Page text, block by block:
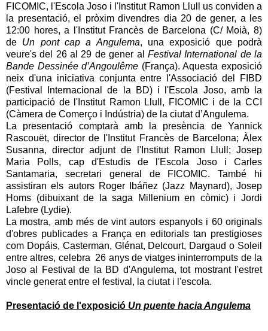
FICOMIC, l'Escola Joso i l'Institut Ramon Llull us conviden a
la presentació, el pròxim divendres dia 20 de gener, a les
12:00 hores, a l'Institut Francès de Barcelona (C/ Moià, 8)
de Un pont cap a Angulema, una exposició que podrà
veure's del 26 al 29 de gener al Festival International de la
Bande Dessinée d’Angoulême (França). Aquesta exposició
neix d'una iniciativa conjunta entre l'Associació del FIBD
(Festival Internacional de la BD) i l'Escola Joso, amb la
participació de l'Institut Ramon Llull, FICOMIC i de la CCI
(Càmera de Comerço i Indústria) de la ciutat d’Angulema.
La presentació comptarà amb la presència de Yannick
Rascouët, director de l'Institut Francès de Barcelona; Àlex
Susanna, director adjunt de l'Institut Ramon Llull; Josep
Maria Polls, cap d'Estudis de l'Escola Joso i Carles
Santamaria, secretari general de FICOMIC. També hi
assistiran els autors Roger Ibáñez (Jazz Maynard), Josep
Homs (dibuixant de la saga Millenium en còmic) i Jordi
Lafebre (Lydie).
La mostra, amb més de vint autors espanyols i 60 originals
d'obres publicades a França en editorials tan prestigioses
com Dopáis, Casterman, Glénat, Delcourt, Dargaud o Soleil
entre altres, celebra 26 anys de viatges ininterromputs de la
Joso al Festival de la BD d'Angulema, tot mostrant l'estret
vincle generat entre el festival, la ciutat i l'escola.
Presentació de l'exposició Un puente hacia Angulema